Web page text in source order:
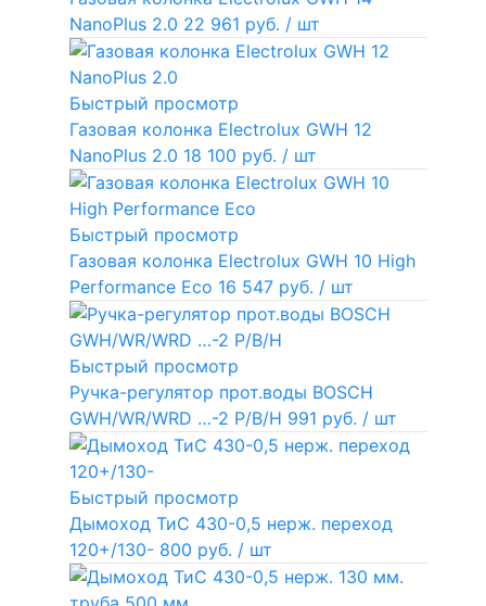
NanoPlus 2.0 22 961 руб. / шт
Быстрый просмотр
Газовая колонка Electrolux GWH 12
NanoPlus 2.0 18 100 руб. / шт
Быстрый просмотр
Газовая колонка Electrolux GWH 10 High
Performance Eco 16 547 руб. / шт
Быстрый просмотр
Ручка-регулятор прот.воды BOSCH
GWH/WR/WRD …-2 P/B/H 991 руб. / шт
Быстрый просмотр
Дымоход ТиС 430-0,5 нерж. переход
120+/130- 800 руб. / шт